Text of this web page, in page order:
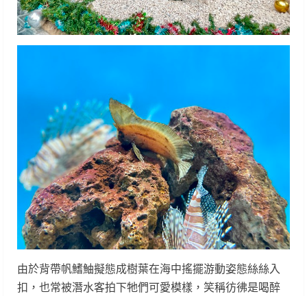
由於背帶帆鰭鮋擬態成樹葉在海中搖擺游動姿態絲絲入
扣，也常被潛水客拍下牠們可愛模樣，笑稱彷彿是喝醉